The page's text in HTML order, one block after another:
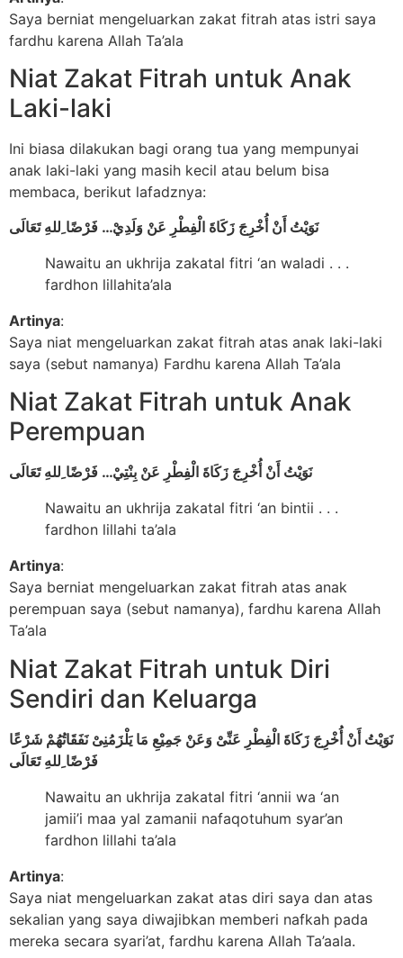
Saya berniat mengeluarkan zakat fitrah atas istri saya
fardhu karena Allah Ta’ala
Niat Zakat Fitrah untuk Anak
Laki-laki
Ini biasa dilakukan bagi orang tua yang mempunyai
anak laki-laki yang masih kecil atau belum bisa
membaca, berikut lafadznya:
نَوَيْتُ أَنْ أُخْرِجَ زَكَاةَ الْفِطْرِ عَنْ وَلَدِيْ… فَرْضًا ِللهِ تَعَالَى
Nawaitu an ukhrija zakatal fitri ‘an waladi . . .
fardhon lillahita’ala
Artinya:
Saya niat mengeluarkan zakat fitrah atas anak laki-laki
saya (sebut namanya) Fardhu karena Allah Ta’ala
Niat Zakat Fitrah untuk Anak
Perempuan
نَوَيْتُ أَنْ أُخْرِجَ زَكَاةَ الْفِطْرِ عَنْ بِنْتِيْ… فَرْضًا ِللهِ تَعَالَى
Nawaitu an ukhrija zakatal fitri ‘an bintii . . .
fardhon lillahi ta’ala
Artinya:
Saya berniat mengeluarkan zakat fitrah atas anak
perempuan saya (sebut namanya), fardhu karena Allah
Ta’ala
Niat Zakat Fitrah untuk Diri
Sendiri dan Keluarga
نَوَيْتُ أَنْ أُخْرِجَ زَكَاةَ الْفِطْرِ عَنِّىْ وَعَنْ جَمِيْعِ مَا يَلْزَمُنِىْ نَفَقَاتُهُمْ شَرْعًا
فَرْضًا ِللهِ تَعَالَى
Nawaitu an ukhrija zakatal fitri ‘annii wa ‘an
jamii’i maa yal zamanii nafaqotuhum syar’an
fardhon lillahi ta’ala
Artinya:
Saya niat mengeluarkan zakat atas diri saya dan atas
sekalian yang saya diwajibkan memberi nafkah pada
mereka secara syari’at, fardhu karena Allah Ta’aala.